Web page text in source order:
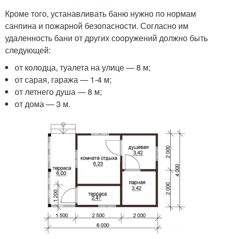
Кроме того, устанавливать баню нужно по нормам
санпина и пожарной безопасности. Согласно им
удаленность бани от других сооружений должно быть
следующей:
от колодца, туалета на улице — 8 м;
от сарая, гаража — 1-4 м;
от летнего душа — 8 м;
от дома — 3 м.